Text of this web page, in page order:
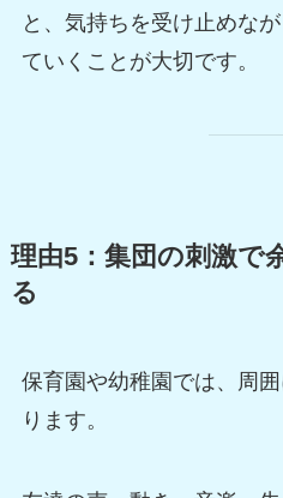
と、気持ちを受け止めな
ていくことが大切です。
理由5：集団の刺激で
る
保育園や幼稚園では、周
ります。